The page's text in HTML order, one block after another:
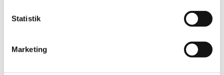
Statistik
Marketing